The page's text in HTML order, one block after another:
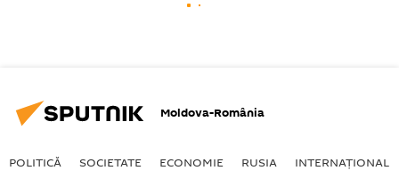
Moldova-România
POLITICĂ SOCIETATE ECONOMIE RUSIA INTERNAŢIONAL